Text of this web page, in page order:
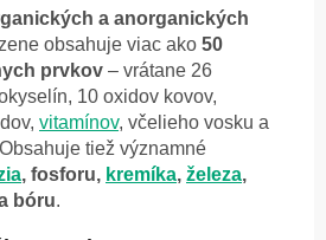
a anorganických
obsahuje viac ako 50
prvkov – vrátane 26
10 oxidov kovov,
vitamínov, včelieho vosku a
tiež významné
, fosforu, kremíka, železa,
bóru.